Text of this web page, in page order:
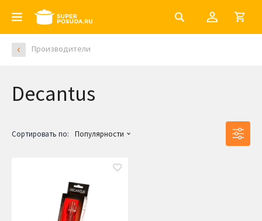
Производители
Decantus
Сортировать по: Популярности